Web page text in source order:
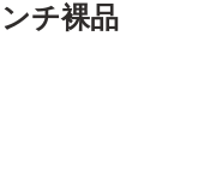
チ裸品